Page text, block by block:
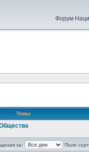
Форум
Темы
за:
Поле